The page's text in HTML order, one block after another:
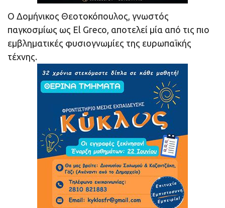
Ο Δομήνικος Θεοτοκόπουλος, γνωστός
παγκοσμίως ως El Greco, αποτελεί μία από τις πιο
εμβληματικές φυσιογνωμίες της ευρωπαϊκής
τέχνης.